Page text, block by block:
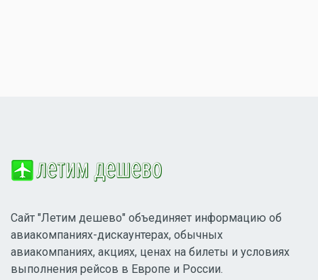
Сайт "Летим дешево" объединяет информацию об
авиакомпаниях-дискаунтерах, обычных
авиакомпаниях, акциях, ценах на билеты и условиях
выполнения рейсов в Европе и России.